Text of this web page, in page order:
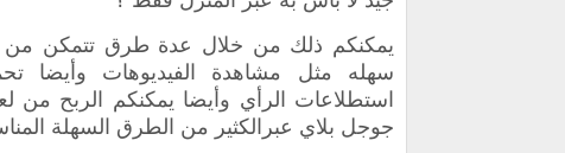
‏يمكنكم ذلك من خلال عدة طرق تتمكن من
سهله مثل مشاهدة الفيديوهات وأيضا
استطلاعات الرأي وأيضا يمكنكم الربح من
‫جوجل بلاي عبرالكثير من الطرق السهلة